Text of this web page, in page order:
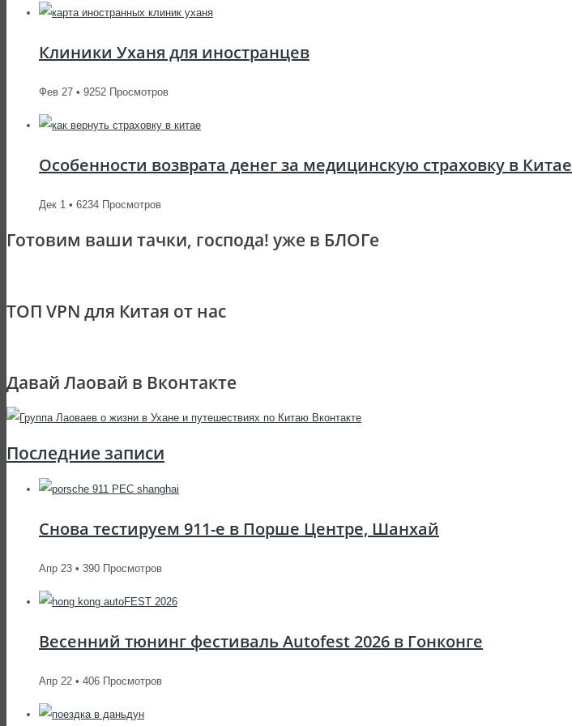
Клиники Уханя для иностранцев
Фев 27 • 9252 Просмотров
Особенности возврата денег за медицинскую страховку в Китае
Дек 1 • 6234 Просмотров
Готовим ваши тачки, господа! уже в БЛОГе
ТОП VPN для Китая от нас
Давай Лаовай в Вконтакте
Последние записи
Снова тестируем 911-е в Порше Центре, Шанхай
Апр 23 • 390 Просмотров
Весенний тюнинг фестиваль Autofest 2026 в Гонконге
Апр 22 • 406 Просмотров